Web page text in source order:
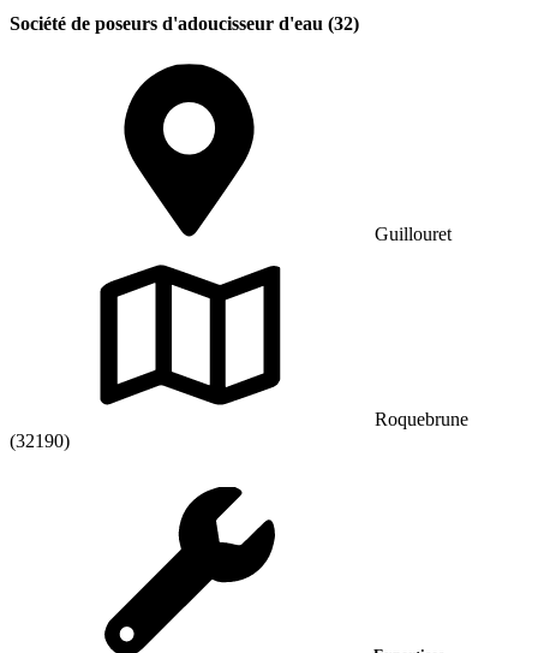
Société de poseurs d'adoucisseur d'eau (32)
Guillouret
Roquebrune
(32190)